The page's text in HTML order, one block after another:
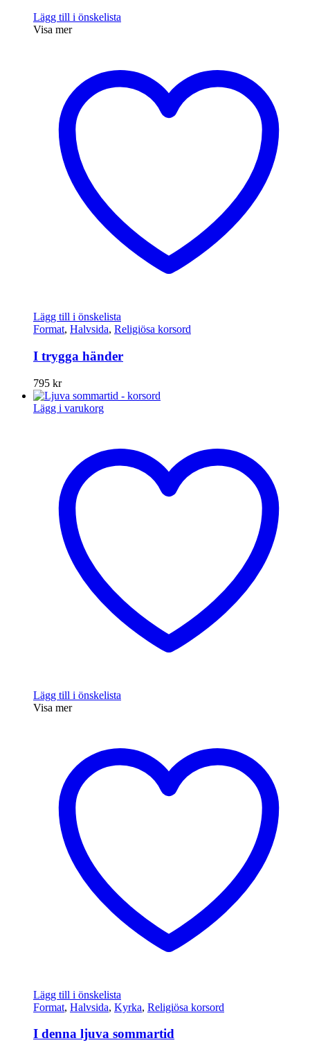
Lägg till i önskelista
Visa mer
Lägg till i önskelista
Format, Halvsida, Religiösa korsord
I trygga händer
795 kr
Lägg i varukorg
Lägg till i önskelista
Visa mer
Lägg till i önskelista
Format, Halvsida, Kyrka, Religiösa korsord
I denna ljuva sommartid